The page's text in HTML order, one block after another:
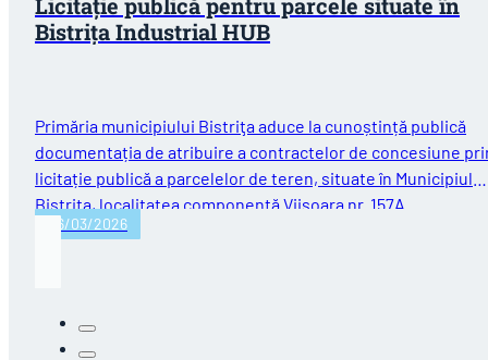
Bistrița Industrial HUB
Primăria municipiului Bistriţa aduce la cunoștință publică
documentația de atribuire a contractelor de concesiune
licitație publică a parcelelor de teren, situate în Municipiul
Bistriţa, localitatea componentă Viişoara nr. 157A…
06/03/2026